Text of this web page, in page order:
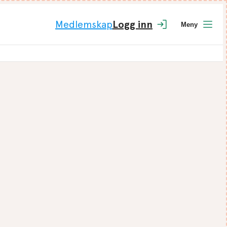
MedlemskapLogg inn Meny